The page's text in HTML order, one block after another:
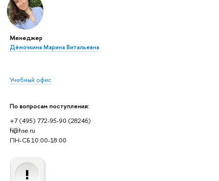
Менеджер
Дёмочкина Марина Витальевна
Учебный офис
По вопросам поступления:
+7 (495) 772-95-90 (28246)
fi@hse.ru
ПН-СБ 10:00-18:00